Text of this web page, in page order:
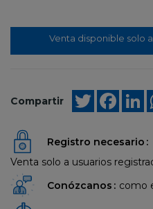
Venta disponible solo a
Compartir Twitter
Registro necesario
Venta solo a usuarios
Conózcanos
como